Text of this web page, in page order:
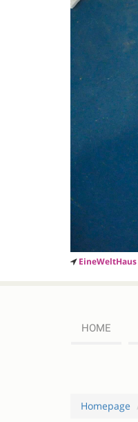
EineWeltHaus
HOME
Homepage